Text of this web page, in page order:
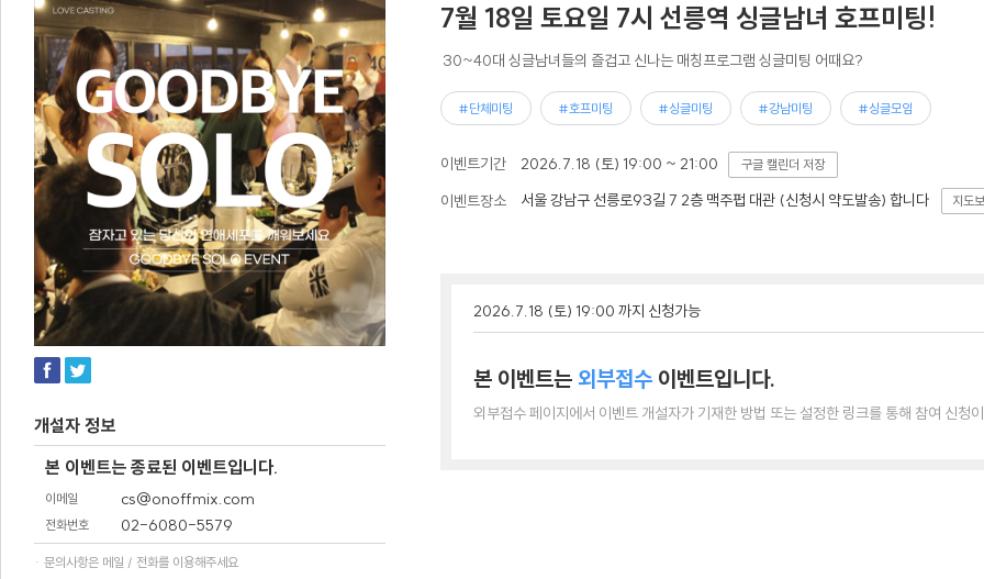
개설자 정보
본 이벤트는 종료된 이벤트입니다.
이메일 cs@onoffmix.com
전화번호 02-6080-5579
· 문의사항은 메일 / 전화를 이용해주세요
7월 18일 토요일 7시 선릉역 싱글남녀 호프미팅!
30~40대 싱글남녀들의 즐겁고 신나는 매칭프로그램 싱글미팅 어때요?
#단체미팅 #호프미팅 #싱글미팅 #강남미팅 #싱글모임
이벤트기간 2026.7.18 (토) 19:00 ~ 21:00 구글 캘린더 저장
이벤트장소 서울 강남구 선릉로93길 7 2층 맥주펍 대관 (신청시 약도발송) 합니다 지도
2026.7.18 (토) 19:00 까지 신청가능
본 이벤트는 외부접수 이벤트입니다.
외부접수 페이지에서 이벤트 개설자가 기재한 방법 또는 설정한 링크를 통해 참여 신청